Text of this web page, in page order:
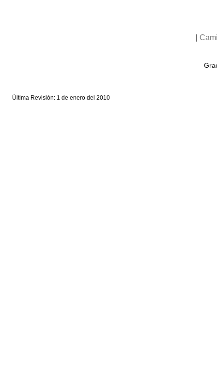
Última Revisión: 1 de enero del 2010